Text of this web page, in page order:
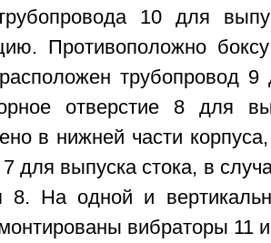
10 для
Противоположно
трубопровод
отверстие 8 для
в нижней части
для выпуска стока, в
8. На одной и
вибраторы 11